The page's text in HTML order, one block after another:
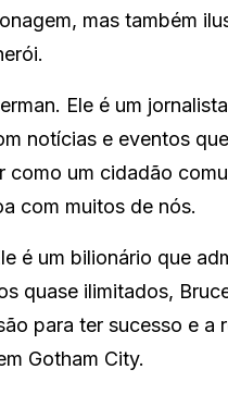
mas também
Ele é um
notícias e eventos
um cidadão
com muitos de nós.
é um bilionário que
quase ilimitados,
para ter sucesso e a
Gotham City.